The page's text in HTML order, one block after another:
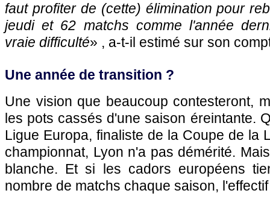
faut profiter de (cette) élimination pour
jeudi et 62 matchs comme l'année
vraie difficulté» , a-t-il estimé sur son
Une année de transition ?
Une vision que beaucoup contesteront,
les pots cassés d'une saison éreintante.
Ligue Europa, finaliste de la Coupe de la
championnat, Lyon n'a pas démérité.
blanche. Et si les cadors européens
nombre de matchs chaque saison,